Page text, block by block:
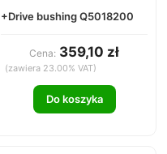
+Drive bushing Q5018200
Cena: 359,10 zł
(zawiera 23.00% VAT)
Do koszyka